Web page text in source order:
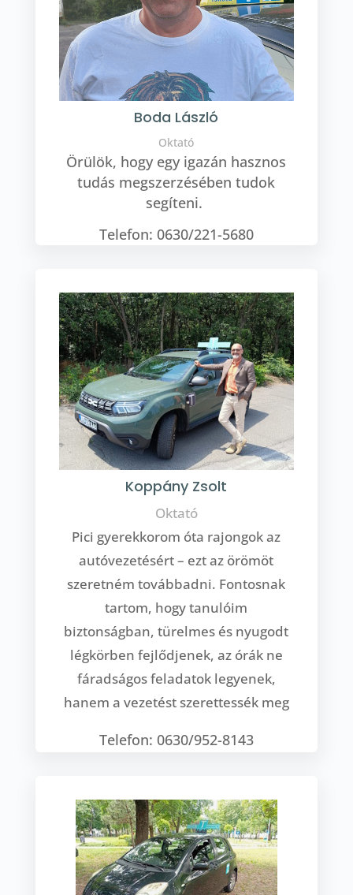
Boda László
Oktató
Örülök, hogy egy igazán hasznos
tudás megszerzésében tudok
segíteni.
Telefon: 0630/221-5680
Koppány Zsolt
Oktató
Pici gyerekkorom óta rajongok az
autóvezetésért – ezt az örömöt
szeretném továbbadni. Fontosnak
tartom, hogy tanulóim
biztonságban, türelmes és nyugodt
légkörben fejlődjenek, az órák ne
fáradságos feladatok legyenek,
hanem a vezetést szerettessék meg
Telefon: 0630/952-8143